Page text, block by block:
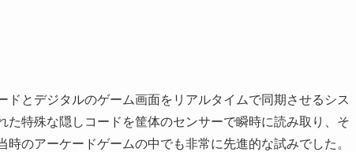
とデジタルのゲーム画面をリアルタイムで同期させるシス
特殊な隠しコードを筐体のセンサーで瞬時に読み取り、そ
のアーケードゲームの中でも非常に先進的な試みでした。